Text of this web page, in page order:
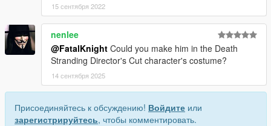
15 сентября 2022
nenlee
@FatalKnight Could you make him in the Death
Stranding Director's Cut character's costume?
14 сентября 2025
Присоединяйтесь к обсуждению! Войдите или
зарегистрируйтесь, чтобы комментировать.